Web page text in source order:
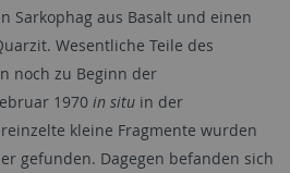
Sarkophag aus Basalt und einen
Wesentliche Teile des
noch zu Beginn der
1970 in situin der
kleine Fragmente wurden
gefunden. Dagegen befanden sich